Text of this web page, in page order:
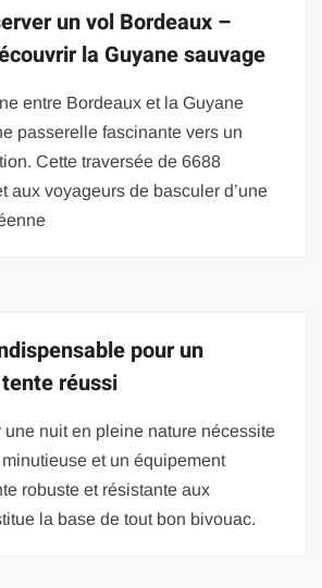
un vol Bordeaux –
la Guyane sauvage
entre Bordeaux et la Guyane
passerelle fascinante vers un
Cette traversée de 6688
aux voyageurs de basculer d’une
pour un
réussi
une nuit en pleine nature nécessite
et un équipement
robuste et résistante aux
la base de tout bon bivouac.